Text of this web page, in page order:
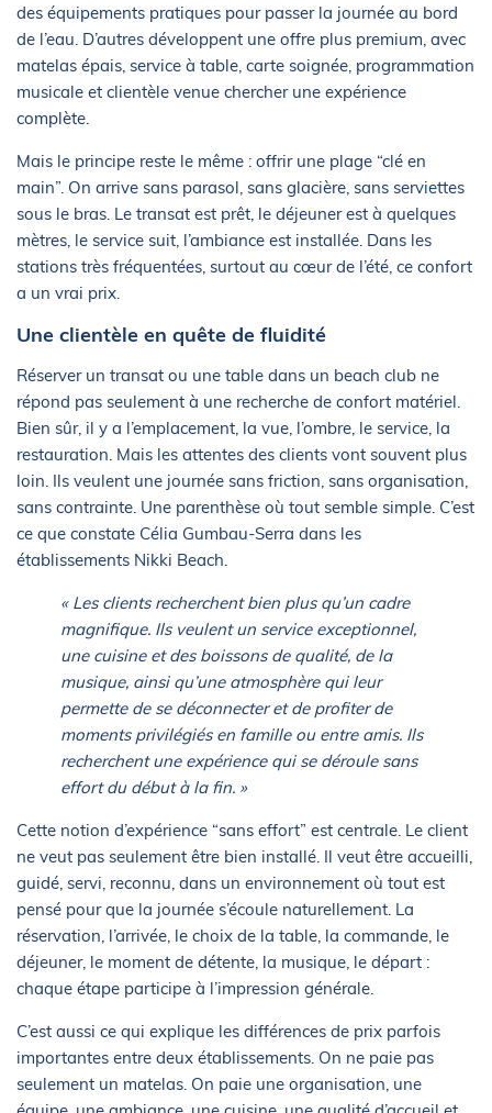
des équipements pratiques pour passer la journée au bord
de l’eau. D’autres développent une offre plus premium, avec
matelas épais, service à table, carte soignée, programmation
musicale et clientèle venue chercher une expérience
complète.
Mais le principe reste le même : offrir une plage “clé en
main”. On arrive sans parasol, sans glacière, sans serviettes
sous le bras. Le transat est prêt, le déjeuner est à quelques
mètres, le service suit, l’ambiance est installée. Dans les
stations très fréquentées, surtout au cœur de l’été, ce confort
a un vrai prix.
Une clientèle en quête de fluidité
Réserver un transat ou une table dans un beach club ne
répond pas seulement à une recherche de confort matériel.
Bien sûr, il y a l’emplacement, la vue, l’ombre, le service, la
restauration. Mais les attentes des clients vont souvent plus
loin. Ils veulent une journée sans friction, sans organisation,
sans contrainte. Une parenthèse où tout semble simple. C’est
ce que constate Célia Gumbau-Serra dans les
établissements Nikki Beach.
« Les clients recherchent bien plus qu’un cadre
magnifique. Ils veulent un service exceptionnel,
une cuisine et des boissons de qualité, de la
musique, ainsi qu’une atmosphère qui leur
permette de se déconnecter et de profiter de
moments privilégiés en famille ou entre amis. Ils
recherchent une expérience qui se déroule sans
effort du début à la fin. »
Cette notion d’expérience “sans effort” est centrale. Le client
ne veut pas seulement être bien installé. Il veut être accueilli,
guidé, servi, reconnu, dans un environnement où tout est
pensé pour que la journée s’écoule naturellement. La
réservation, l’arrivée, le choix de la table, la commande, le
déjeuner, le moment de détente, la musique, le départ :
chaque étape participe à l’impression générale.
C’est aussi ce qui explique les différences de prix parfois
importantes entre deux établissements. On ne paie pas
seulement un matelas. On paie une organisation, une